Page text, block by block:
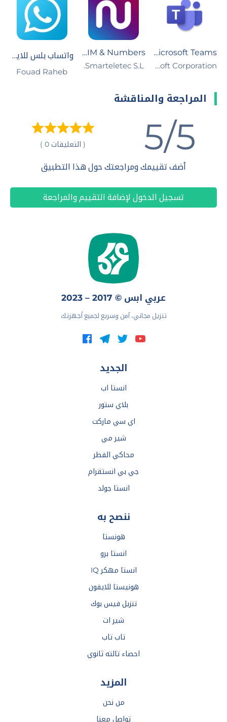
Microsoft Teams
Microsoft Corporation
Numero: Travel eSIM & Numbers
Smarteletec S.L.‏
واتساب بلس للايفون
Fouad Raheb
المراجعة والمناقشة
5/5 ( التعليقات 0 )
أضف تقييمك ومراجعتك حول هذا التطبيق
تسجيل الدخول لإضافة التقييم والمراجعة
عربي ابس © 2017 – 2023
تنزيل مجاني، آمن وسريع لجميع أجهزتك
الجديد
انستا اب
بلاي ستور
اي سي ماركت
شير مي
محاكي الفطر
جي بي انستقرام
انستا جولد
ننصح به
هونستا
انستا برو
انستا مهكر IQ
هونيستا للايفون
تنزيل فيس بوك
شير ات
تاب تاب
احصاء تالته ثانوي
المزيد
من نحن
تواصل معنا